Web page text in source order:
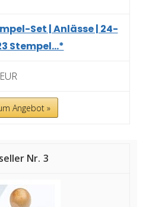
Set | Anlässe | 24-
Stempel...*
Angebot »
3